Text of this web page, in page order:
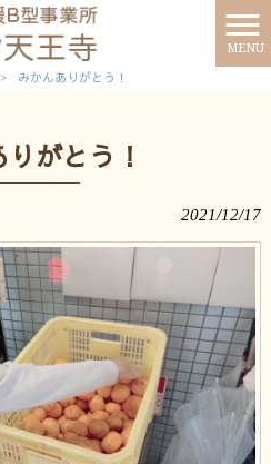
MENU
> みかんありがとう！
がとう！
2021/12/17